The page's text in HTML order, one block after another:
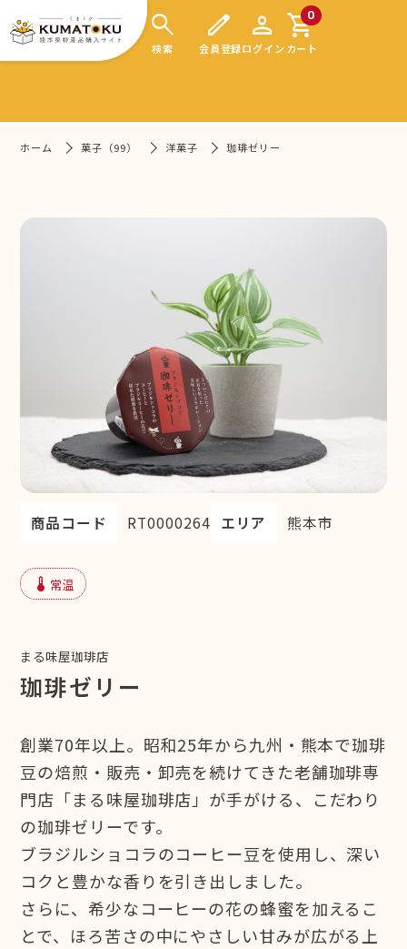
search
検索
edit
会員登録
person
ログイン
0
shopping_cart
カート
ホーム 菓子（99） 洋菓子 珈琲ゼリー
商品コード RT0000264 エリア 熊本市
device_thermostat 常温
まる味屋珈琲店
珈琲ゼリー
創業70年以上。昭和25年から九州・熊本で珈琲
豆の焙煎・販売・卸売を続けてきた老舗珈琲専
門店「まる味屋珈琲店」が手がける、こだわり
の珈琲ゼリーです。
ブラジルショコラのコーヒー豆を使用し、深い
コクと豊かな香りを引き出しました。
さらに、希少なコーヒーの花の蜂蜜を加えるこ
とで、ほろ苦さの中にやさしい甘みが広がる上